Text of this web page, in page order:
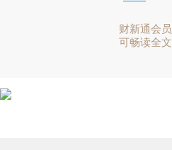
财新通会员
可畅读全文